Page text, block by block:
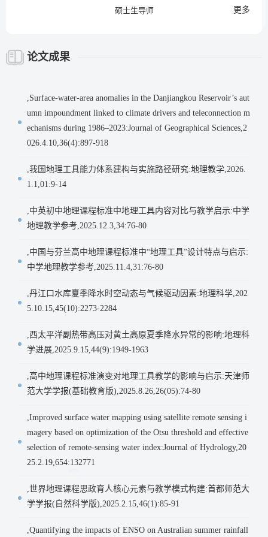
硕士生导师 更多
论文成果
,Surface-water-area anomalies in the Danjiangkou Reservoir’s aut
umn impoundment linked to climate drivers and teleconnection m
echanisms during 1986–2023:Journal of Geographical Sciences,2
026.4.10,36(4):897-918
,我国地理工具能力体系建构与实施路径研究:地理教学,2026.
1.1,01:9-14
,中英初中地理课程标准中地理工具内容对比与教学启示:中学
地理教学参考,2025.12.3,34:76-80
,中国与芬兰高中地理课程标准中“地理工具”设计特点与启示:
中学地理教学参考,2025.11.4,31:76-80
,丹江口水库夏季降水时空动态与气候驱动因素:地理科学,202
5.10.15,45(10):2273-2284
,西太平洋副热带高压对黄土高原夏季降水异常的影响:地理科
学进展,2025.9.15,44(9):1949-1963
,高中地理课程标准演变对地理工具教学的影响与启示:天津师
范大学学报(基础教育版),2025.8.26,26(05):74-80
,Improved surface water mapping using satellite remote sensing i
magery based on optimization of the Otsu threshold and effective
selection of remote-sensing water index:Journal of Hydrology,20
25.2.19,654:132771
,世界地理课程思政育人核心元素与教学模式构建:首都师范大
学学报(自然科学版),2025.2.15,46(1):85-91
,Quantifying the impacts of ENSO on Australian summer rainfall